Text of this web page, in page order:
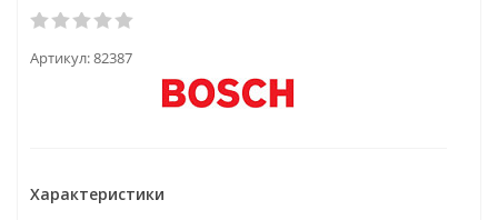
Артикул:82387
Характеристики